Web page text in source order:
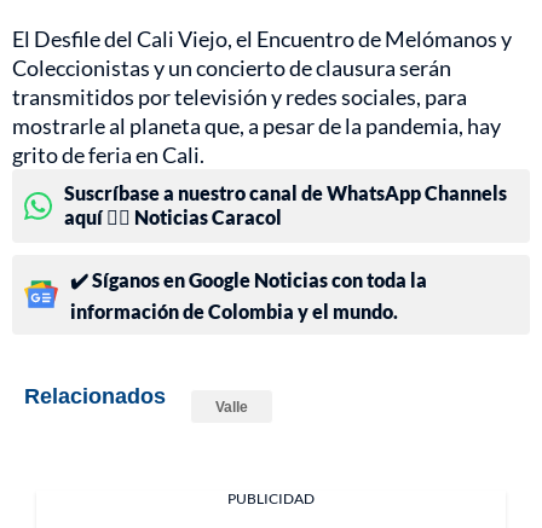
El Desfile del Cali Viejo, el Encuentro de Melómanos y
Coleccionistas y un concierto de clausura serán
transmitidos por televisión y redes sociales, para
mostrarle al planeta que, a pesar de la pandemia, hay
grito de feria en Cali.
Suscríbase a nuestro canal de WhatsApp Channels
aquí 👉🏻 Noticias Caracol
✔️ Síganos en Google Noticias con toda la
información de Colombia y el mundo.
Relacionados Valle
PUBLICIDAD